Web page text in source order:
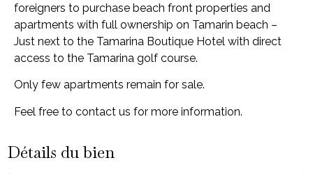
foreigners to purchase beach front properties and
apartments with full ownership on Tamarin beach –
Just next to the Tamarina Boutique Hotel with direct
access to the Tamarina golf course.
Only few apartments remain for sale.
Feel free to contact us for more information.
Détails du bien